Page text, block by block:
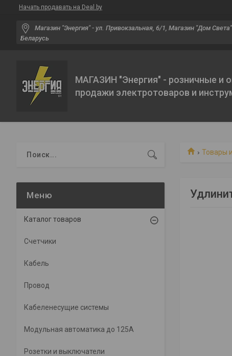
Начать продавать на Deal.by
Магазин "Энергия" - ул. Привокзальная, 6/1, Магазин "Дом
Беларусь
МАГАЗИН "Энергия" - розничные и
продажи электротоваров и
Товары
Каталог товаров
Счетчики
Кабель
Провод
Кабеленесущие системы
Модульная автоматика до 125А
Розетки и выключатели